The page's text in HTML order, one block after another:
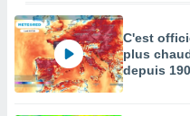
C'est
plus
depuis